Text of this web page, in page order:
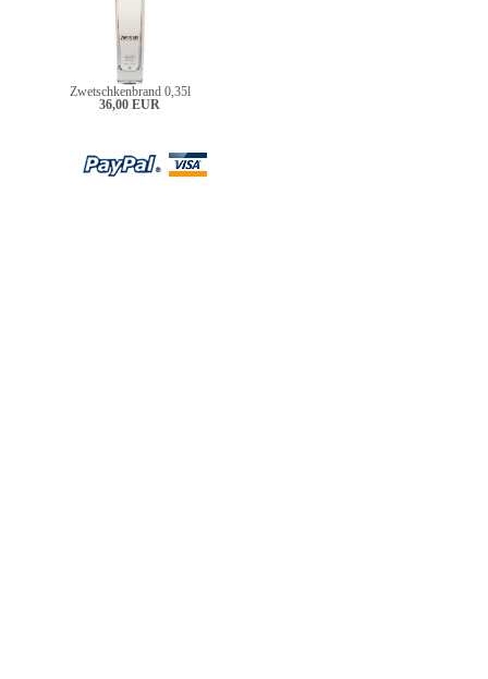
Zwetschkenbrand 0,35l
36,00 EUR